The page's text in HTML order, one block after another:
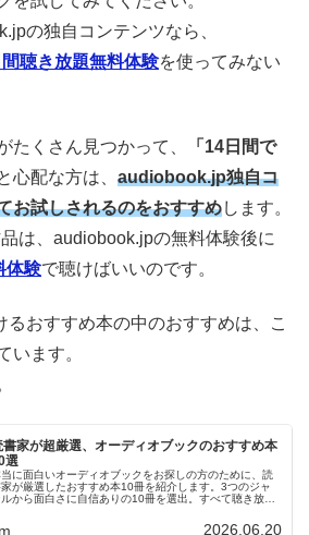
の独自コンテンツなら、
聴き放題無料体験を使ってみない
たくさん見つかって、
「14日間で
心配な方は、 audiobook.jp独自コ
お試しされるのをおすすめします。
は、audiobook.jpの無料体験後に
体験で聴けばいいのです。
おすすめ本の中のおすすめは、こ
います。
書家が超厳選、オーディオブックのおすすめ本
選
に面白いオーディオブックをお探しの方のために、読
が厳選したおすすめ本10冊を紹介します。3つのジャ
ルから面白さに自信ありの10冊を選出。すべて聴き放題
2026.06.20